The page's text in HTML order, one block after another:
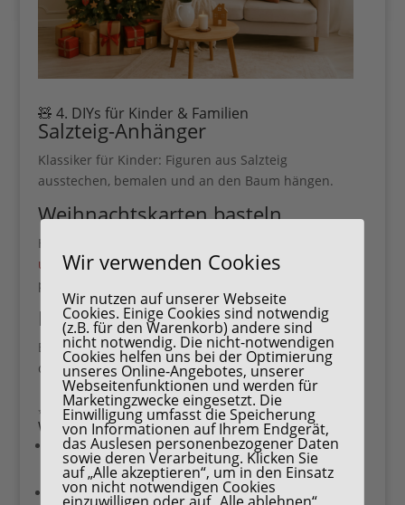
🧸 4. DIYs für Kinder & Familien
Salzteig-Anhänger
Klassiker für Kinder: Figuren aus Salzteig
ausstechen, bemalen und an den Baum hängen.
Weihnachtskarten basteln
Handabdrücke mit
ungiftige Farben!), Glitzer oder Stempel – liebevoll &
persönlich.
Plätzchen backen & verzieren
Ein Nachmittag voller Plätzchenduft gehört einfach
dazu – perfekt, um gemeinsam kreativ zu werden.
✨ 5. Festliche Wohnideen für den
Weihnachtstisch
Natürliche Tischdeko: Tannenzweige, Zapfen
und Kerzen in Gläsern.
Platzkarten selber machen: kleine Holzscheiben
Wir verwenden Cookies
Wir nutzen auf unserer Webseite
Cookies. Einige Cookies sind notwendig
(z.B. für den Warenkorb) andere sind
nicht notwendig. Die nicht-notwendigen
Cookies helfen uns bei der Optimierung
unseres Online-Angebotes, unserer
Webseitenfunktionen und werden für
Marketingzwecke eingesetzt. Die
Einwilligung umfasst die Speicherung
von Informationen auf Ihrem Endgerät,
das Auslesen personenbezogener Daten
sowie deren Verarbeitung. Klicken Sie
auf „Alle akzeptieren“, um in den Einsatz
von nicht notwendigen Cookies